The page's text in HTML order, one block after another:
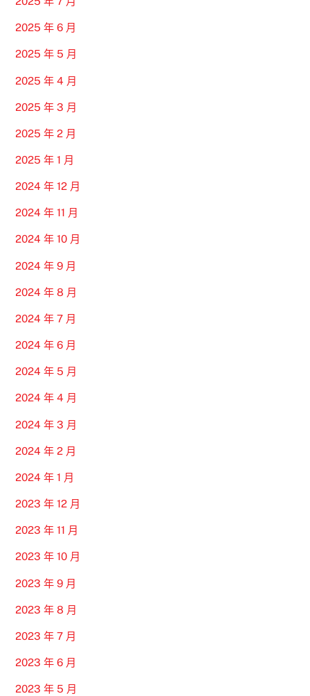
2025 年 6 月
2025 年 5 月
2025 年 4 月
2025 年 3 月
2025 年 2 月
2025 年 1 月
2024 年 12 月
2024 年 11 月
2024 年 10 月
2024 年 9 月
2024 年 8 月
2024 年 7 月
2024 年 6 月
2024 年 5 月
2024 年 4 月
2024 年 3 月
2024 年 2 月
2024 年 1 月
2023 年 12 月
2023 年 11 月
2023 年 10 月
2023 年 9 月
2023 年 8 月
2023 年 7 月
2023 年 6 月
2023 年 5 月